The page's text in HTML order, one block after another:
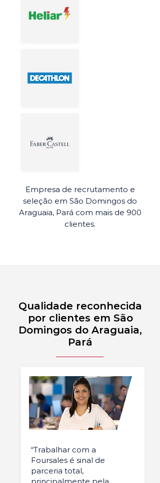
Empresa de recrutamento e
seleção em São Domingos do
Araguaia, Pará com mais de 900
clientes.
Qualidade reconhecida
por clientes em São
Domingos do Araguaia,
Pará
“Trabalhar com a
Foursales é sinal de
parceria total,